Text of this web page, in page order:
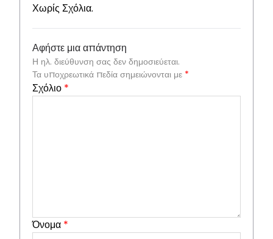
Χωρίς Σχόλια.
Αφήστε μια απάντηση
Η ηλ. διεύθυνση σας δεν δημοσιεύεται.
Τα υποχρεωτικά πεδία σημειώνονται με *
Σχόλιο *
Όνομα *